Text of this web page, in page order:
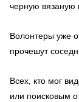
черную вязаную
Волонтеры уже
прочешут
Всех, кто мог
или поисковым